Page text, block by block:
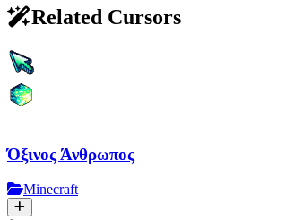
Related Cursors
Όξινος Άνθρωπος
Minecraft